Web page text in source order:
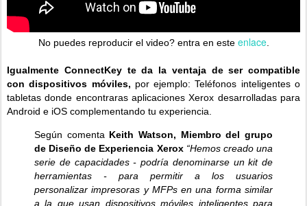
No puedes reproducir el video? entra en este enlace.
Igualmente ConnectKey te da la ventaja de ser compatible
condispositivos móviles, por ejemplo: Teléfonos inteligentes o
tabletas donde encontraras aplicaciones Xerox desarrolladas para
Android e iOS complementando tu experiencia.
Según comenta Keith Watson, Miembro del grupo
de Diseño de Experiencia Xerox “Hemos creado una
serie de capacidades - podría denominarse un kit de
herramientas - para permitir a los usuarios
personalizar impresoras y MFPs en una forma similar
a la que usan dispositivos móviles inteligentes para